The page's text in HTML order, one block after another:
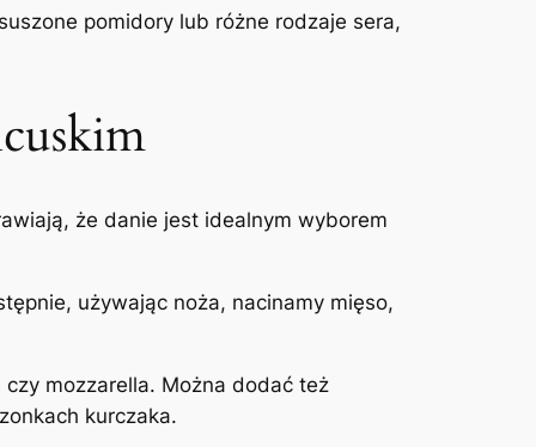
pomidory lub różne rodzaje sera,
że danie jest idealnym wyborem
używając noża, nacinamy mięso,
czy mozzarella. Można dodać też
kurczaka.